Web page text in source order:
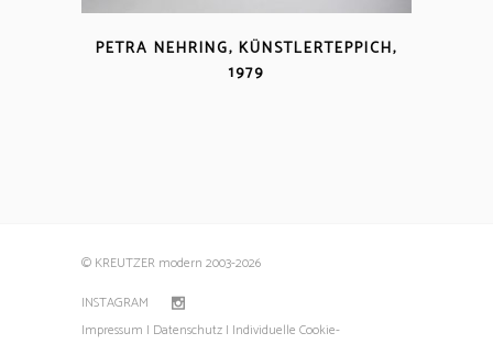
PETRA NEHRING, KÜNSTLERTEPPICH,
1979
© KREUTZER modern 2003-2026
INSTAGRAM
Impressum | Datenschutz | Individuelle Cookie-